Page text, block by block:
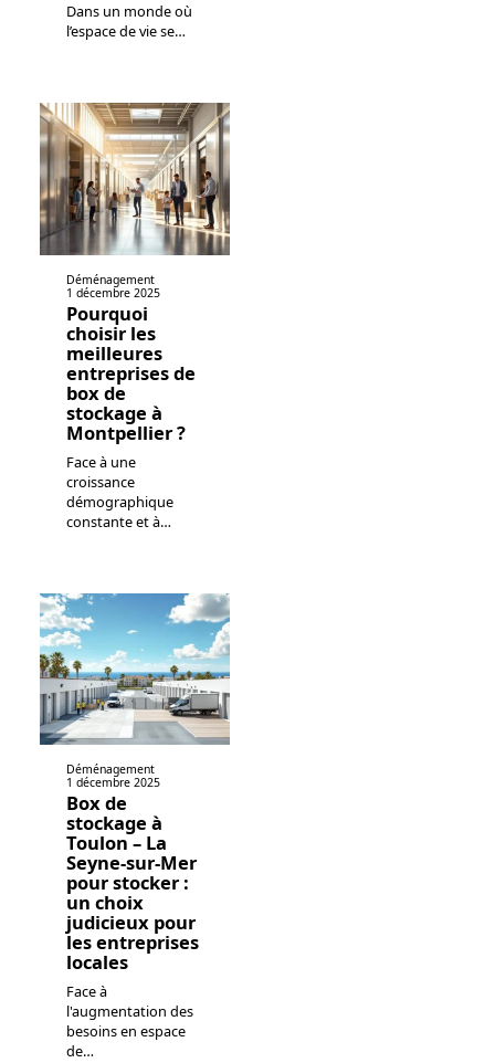
Dans un monde où
l’espace de vie se…
Déménagement
1 décembre 2025
Pourquoi
choisir les
meilleures
entreprises de
box de
stockage à
Montpellier ?
Face à une
croissance
démographique
constante et à…
Déménagement
1 décembre 2025
Box de
stockage à
Toulon – La
Seyne-sur-Mer
pour stocker :
un choix
judicieux pour
les entreprises
locales
Face à
l'augmentation des
besoins en espace
de…